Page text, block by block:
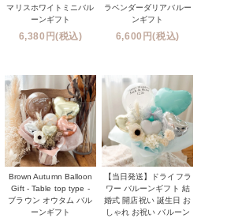
マリスホワイトミニバル
ーンギフト
6,380円(税込)
ラベンダーダリアバルー
ンギフト
6,600円(税込)
Brown Autumn Balloon
Gift - Table top type -
ブラウン オウタム バル
ーンギフト
【当日発送】ドライフラ
ワー バルーンギフト 結
婚式 開店祝い 誕生日 お
しゃれ お祝い バルーン